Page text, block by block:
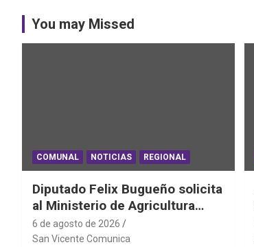
You may Missed
COMUNAL NOTICIAS REGIONAL
Diputado Felix Bugueño solicita
al Ministerio de Agricultura
informe por daños de las lluvias
en la Región de O´Higgins
6 de agosto de 2026
San Vicente Comunica